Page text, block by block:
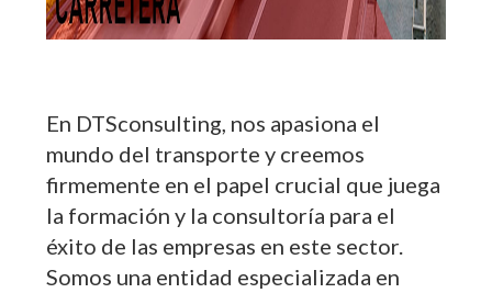
En DTSconsulting, nos apasiona el
mundo del transporte y creemos
firmemente en el papel crucial que juega
la formación y la consultoría para el
éxito de las empresas en este sector.
Somos una entidad especializada en